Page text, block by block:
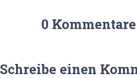
0 Kommentare
Schreibe einen